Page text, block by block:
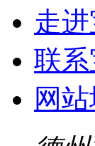
走
联
网